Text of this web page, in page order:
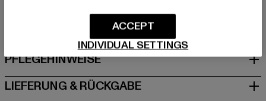
GRÖSSE & PASSFORM
PFLEGEHINWEISE
LIEFERUNG & RÜCKGABE
INDIVIDUAL SETTINGS
ACCEPT